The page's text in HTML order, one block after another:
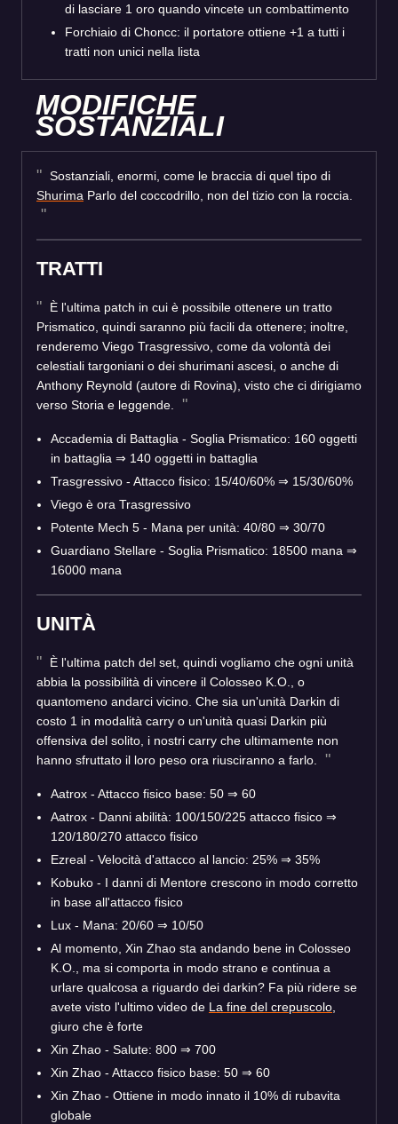
di lasciare 1 oro quando vincete un combattimento
Forchiaio di Choncc: il portatore ottiene +1 a tutti i
tratti non unici nella lista
MODIFICHE
SOSTANZIALI
Sostanziali, enormi, come le braccia di quel tipo di
Shurima Parlo del coccodrillo, non del tizio con la roccia.
TRATTI
È l'ultima patch in cui è possibile ottenere un tratto
Prismatico, quindi saranno più facili da ottenere; inoltre,
renderemo Viego Trasgressivo, come da volontà dei
celestiali targoniani o dei shurimani ascesi, o anche di
Anthony Reynold (autore di Rovina), visto che ci dirigiamo
verso Storia e leggende.
Accademia di Battaglia - Soglia Prismatico: 160 oggetti
in battaglia ⇒ 140 oggetti in battaglia
Trasgressivo - Attacco fisico: 15/40/60% ⇒ 15/30/60%
Viego è ora Trasgressivo
Potente Mech 5 - Mana per unità: 40/80 ⇒ 30/70
Guardiano Stellare - Soglia Prismatico: 18500 mana ⇒
16000 mana
UNITÀ
È l'ultima patch del set, quindi vogliamo che ogni unità
abbia la possibilità di vincere il Colosseo K.O., o
quantomeno andarci vicino. Che sia un'unità Darkin di
costo 1 in modalità carry o un'unità quasi Darkin più
offensiva del solito, i nostri carry che ultimamente non
hanno sfruttato il loro peso ora riusciranno a farlo.
Aatrox - Attacco fisico base: 50 ⇒ 60
Aatrox - Danni abilità: 100/150/225 attacco fisico ⇒
120/180/270 attacco fisico
Ezreal - Velocità d'attacco al lancio: 25% ⇒ 35%
Kobuko - I danni di Mentore crescono in modo corretto
in base all'attacco fisico
Lux - Mana: 20/60 ⇒ 10/50
Al momento, Xin Zhao sta andando bene in Colosseo
K.O., ma si comporta in modo strano e continua a
urlare qualcosa a riguardo dei darkin? Fa più ridere se
avete visto l'ultimo video de La fine del crepuscolo
giuro che è forte
Xin Zhao - Salute: 800 ⇒ 700
Xin Zhao - Attacco fisico base: 50 ⇒ 60
Xin Zhao - Ottiene in modo innato il 10% di rubavita
globale